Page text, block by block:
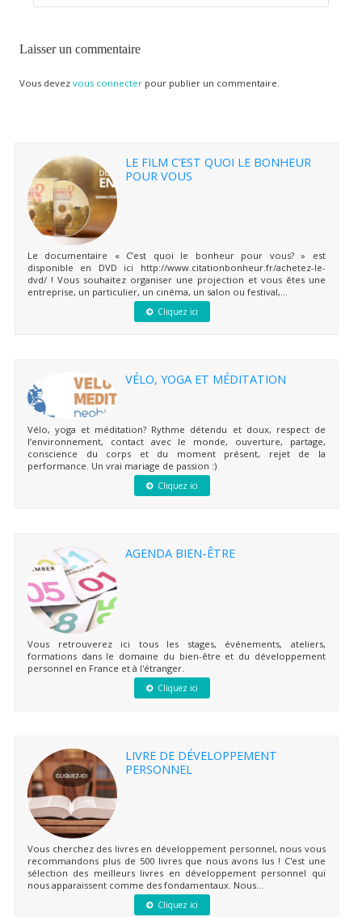
Laisser un commentaire
Vous devez vous connecterpour publier un commentaire.
LE FILM C’EST QUOI LE BONHEUR
POUR VOUS
Le documentaire « C’est quoi le bonheur pour vous? » est
disponible en DVD ici http://www.citationbonheur.fr/achetez-le-
dvd/ ! Vous souhaitez organiser une projection et vous êtes une
entreprise, un particulier, un cinéma, un salon ou festival,...
Cliquez ici
VÉLO, YOGA ET MÉDITATION
Vélo, yoga et méditation? Rythme détendu et doux, respect de
l’environnement, contact avec le monde, ouverture, partage,
conscience du corps et du moment présent, rejet de la
performance. Un vrai mariage de passion :)
Cliquez ici
AGENDA BIEN-ÊTRE
Vous retrouverez ici tous les stages, événements, ateliers,
formations dans le domaine du bien-être et du développement
personnel en France et à l'étranger.
Cliquez ici
LIVRE DE DÉVELOPPEMENT
PERSONNEL
Vous cherchez des livres en développement personnel, nous vous
recommandons plus de 500 livres que nous avons lus ! C'est une
sélection des meilleurs livres en développement personnel qui
nous apparaissent comme des fondamentaux. Nous...
Cliquez ici